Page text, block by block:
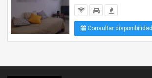
Consultar disponibilidad